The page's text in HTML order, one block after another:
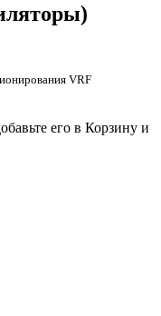
VRF
его в Корзину и